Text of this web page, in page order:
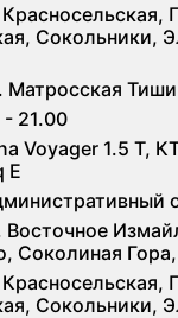
Сокольники,
Матросская
21.00
Voyager 1.5 Т,
E
Восточное
Соколиная
Сокольники,